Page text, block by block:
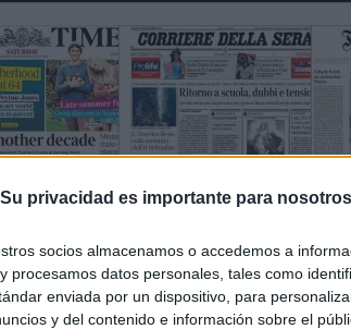
Su privacidad es importante para nosotros
socios almacenamos o accedemos a
procesamos datos personales, tales como
enviada por un dispositivo, para
y del contenido e información sobre el